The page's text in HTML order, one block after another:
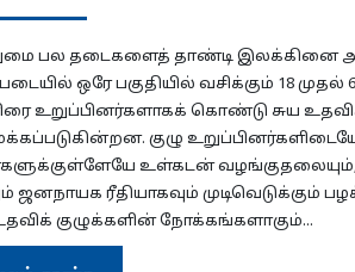
பல தடைகளைத் தாண்டி இலக்கினை
ஒரே பகுதியில் வசிக்கும் 18 முதல்
உறுப்பினர்களாகக் கொண்டு சுய
குழு
உள்கடன் வழங்குதலையும்,
ஜனநாயக ரீதியாகவும் முடிவெடுக்கும்
குழுக்களின் நோக்கங்களாகும்...